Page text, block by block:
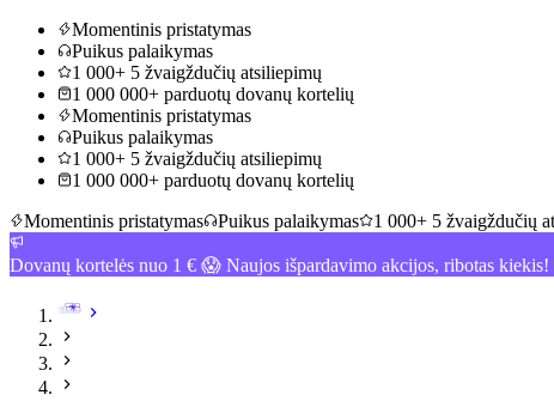
Momentinis pristatymas
Puikus palaikymas
1 000+ 5 žvaigždučių atsiliepimų
1 000 000+ parduotų dovanų kortelių
Momentinis pristatymas
Puikus palaikymas
1 000+ 5 žvaigždučių atsiliepimų
1 000 000+ parduotų dovanų kortelių
Momentinis pristatymas
Puikus palaikymas 1 000+ 5 žvaigždučių
Dovanų kortelės nuo 1 € 😱 Naujos išpardavimo akcijos, ribotas kiekis!